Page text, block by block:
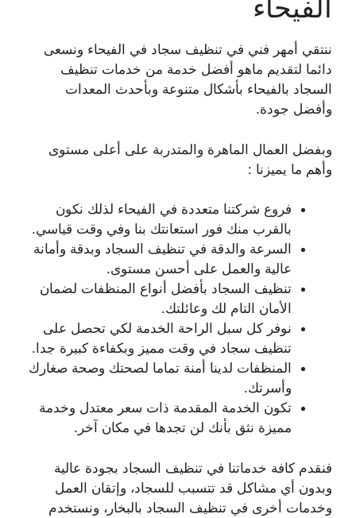
الفيحاء
ننتقي أمهر فني في تنظيف سجاد في الفيحاء ونسعى
دائما لتقديم ماهو أفضل خدمة من خدمات تنظيف
السجاد بالفيحاء بأشكال متنوعة وبأحدث المعدات
وأفضل جودة.
وبفضل العمال الماهرة والمتدربة على أعلى مستوى
وأهم ما يميزنا :
فروع شركتنا متعددة في الفيحاء لذلك نكون
بالقرب منك فور استعانتك بنا وفي وقت قياسي.
السرعة والدقة في تنظيف السجاد وبدقة وأمانة
عالية والعمل على أحسن مستوى.
تنظيف السجاد بأفضل أنواع المنظفات لضمان
الأمان التام لك وعائلتك.
نوفر كل سبل الراحة الخدمة لكي تحصل على
تنظيف سجاد في وقت مميز وبكفاءة كبيرة جدا.
المنظفات لدينا أمنة تماما لصحتك وصحة صغارك
وأسرتك.
تكون الخدمة المقدمة ذات سعر معتدل وخدمة
مميزة نثق بأنك لن تجدها في مكان آخر.
فنقدم كافة خدماتنا في تنظيف السجاد بجودة عالية
وبدون أي مشاكل قد تتسبب للسجاد، وإتقان العمل
وخدمات أخرى في تنظيف السجاد بالبخار، ونستخدم